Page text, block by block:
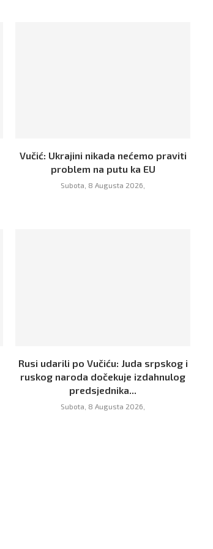
Vučić: Ukrajini nikada nećemo praviti
problem na putu ka EU
Subota, 8 Augusta 2026,
Rusi udarili po Vučiću: Juda srpskog i
ruskog naroda dočekuje izdahnulog
predsjednika...
Subota, 8 Augusta 2026,